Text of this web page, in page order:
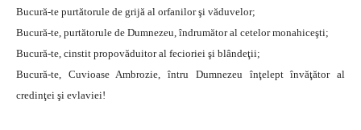
Bucură-te purtătorule de grijă al orfanilor şi văduvelor;
Bucură-te, purtătorule de Dumnezeu, îndrumător al cetelor monahiceşti;
Bucură-te, cinstit propovăduitor al fecioriei şi blândeţii;
Bucură-te, Cuvioase Ambrozie, întru Dumnezeu înţelept învăţător al
credinţei şi evlaviei!